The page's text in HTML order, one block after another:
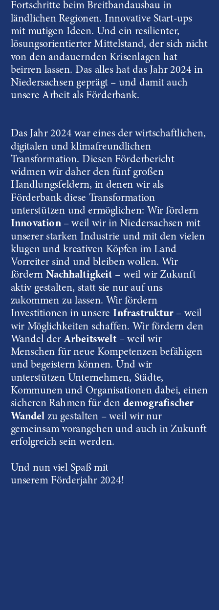
Fortschritte beim Breitbandausbau in
ländlichen Regionen. Innovative Start-ups
mit mutigen Ideen. Und ein resilienter,
lösungsorientierter Mittelstand, der sich nicht
von den andauernden Krisenlagen hat
beirren lassen. Das alles hat das Jahr 2024 in
Niedersachsen geprägt – und damit auch
unsere Arbeit als Förderbank.
Das Jahr 2024 war eines der wirtschaftlichen,
digitalen und klimafreundlichen
Transformation. Diesen Förderbericht
widmen wir daher den fünf großen
Handlungsfeldern, in denen wir als
Förderbank diese Transformation
unterstützen und ermöglichen: Wir fördern
Innovation – weil wir in Niedersachsen mit
unserer starken Industrie und mit den vielen
klugen und kreativen Köpfen im Land
Vorreiter sind und bleiben wollen. Wir
fördern Nachhaltigkeit – weil wir Zukunft
aktiv gestalten, statt sie nur auf uns
zukommen zu lassen. Wir fördern
Investitionen in unsere Infrastruktur – weil
wir Möglichkeiten schaffen. Wir fördern den
Wandel der Arbeitswelt – weil wir
Menschen für neue Kompetenzen befähigen
und begeistern können. Und wir
unterstützen Unternehmen, Städte,
Kommunen und Organisationen dabei, einen
sicheren Rahmen für den demografischer
Wandel zu gestalten – weil wir nur
gemeinsam vorangehen und auch in Zukunft
erfolgreich sein werden.
Und nun viel Spaß mit
unserem Förderjahr 2024!